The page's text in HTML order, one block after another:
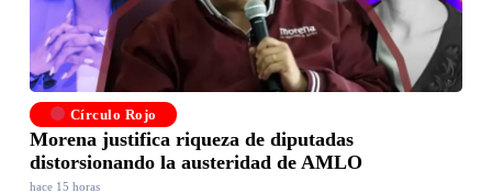
Círculo Rojo
Morena justifica riqueza de diputadas
distorsionando la austeridad de AMLO
hace 15 horas